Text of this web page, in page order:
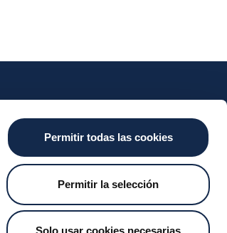
Permitir todas las cookies
Permitir la selección
Solo usar cookies necesarias
Services
Valitic
Payguard
Account Switching
News
Iberpay News